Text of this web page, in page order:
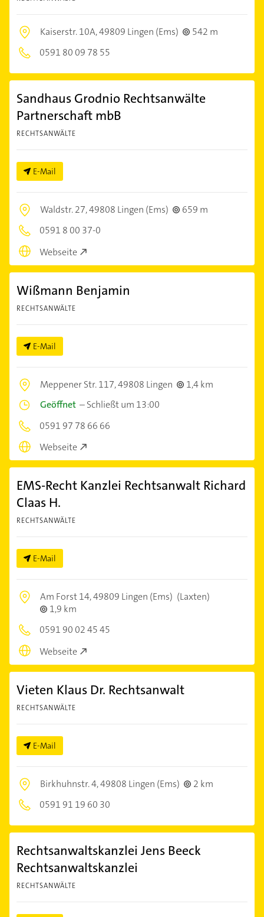
Kaiserstr. 10A,49809 Lingen (Ems)
542 m
0591 80 09 78 55
Sandhaus Grodnio Rechtsanwälte
Partnerschaft mbB
RECHTSANWÄLTE
E-Mail
Waldstr. 27,49808 Lingen (Ems)
659 m
0591 8 00 37-0
Webseite
Wißmann Benjamin
RECHTSANWÄLTE
E-Mail
Meppener Str. 117,49808 Lingen
1,4 km
Geöffnet –Schließt um 13:00
0591 97 78 66 66
Webseite
EMS-Recht Kanzlei Rechtsanwalt Richard
Claas H.
RECHTSANWÄLTE
E-Mail
Am Forst 14,49809 Lingen (Ems) (Laxten)
1,9 km
0591 90 02 45 45
Webseite
Vieten Klaus Dr. Rechtsanwalt
RECHTSANWÄLTE
E-Mail
Birkhuhnstr. 4,49808 Lingen (Ems)
2 km
0591 91 19 60 30
Rechtsanwaltskanzlei Jens Beeck
Rechtsanwaltskanzlei
RECHTSANWÄLTE